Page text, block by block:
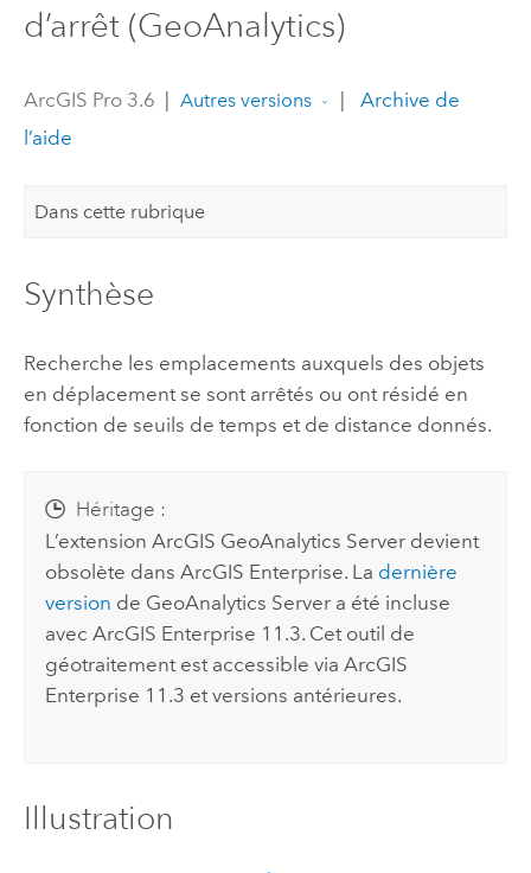
d’arrêt (GeoAnalytics)
ArcGIS Pro 3.6 Autres versions
Archive de
l’aide
Dans cette rubrique
Synthèse
Recherche les emplacements auxquels des objets
en déplacement se sont arrêtés ou ont résidé en
fonction de seuils de temps et de distance donnés.
Héritage :
L’extensionArcGIS GeoAnalytics Server devient
obsolète dansArcGIS Enterprise. La dernière
version de GeoAnalytics Server a été incluse
avecArcGIS Enterprise 11.3. Cet outil de
géotraitement est accessible viaArcGIS
Enterprise 11.3 et versions antérieures.
Illustration